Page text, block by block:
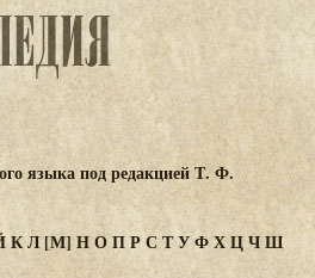
языка под редакцией Т. Ф.
КЛ[М] НОПРС ТУФХЦЧШ